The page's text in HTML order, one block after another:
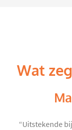
Wat
“Uitstekende